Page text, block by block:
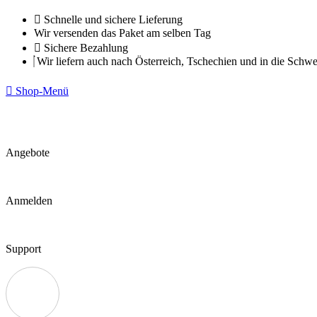
Zum
Inhalt
springen
Schnelle und sichere Lieferung
Wir versenden das Paket am selben Tag
Sichere Bezahlung
Wir liefern auch nach Österreich, Tschechien und in die
Shop-Menü
Angebote
Anmelden
Support